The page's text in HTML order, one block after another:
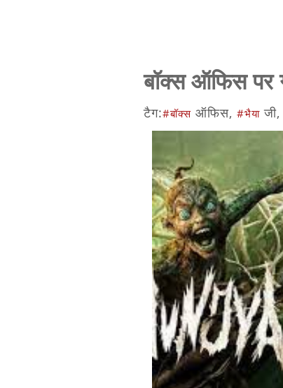
बॉक्स ऑफिस पर
टैग:#बॉक्सऑफिस, #भैयाजी,